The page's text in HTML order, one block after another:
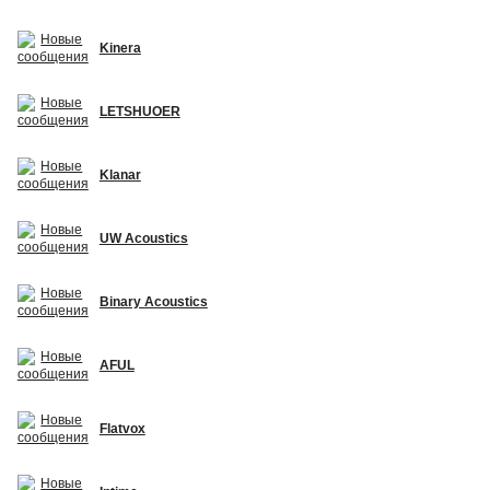
Kinera
LETSHUOER
Klanar
UW Acoustics
Binary Acoustics
AFUL
Flatvox